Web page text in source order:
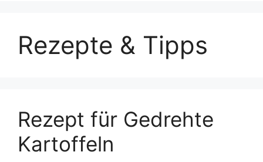
Rezepte & Tipps
Rezept für Gedrehte
Kartoffeln